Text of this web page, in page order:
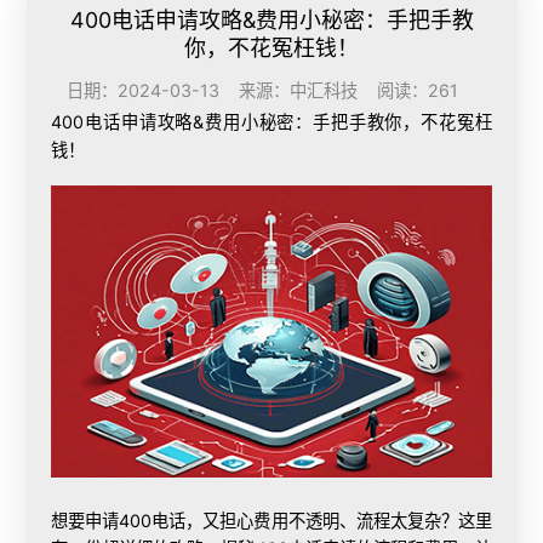
400电话申请攻略&费用小秘密：手把手教
你，不花冤枉钱！
日期：2024-03-13 来源：中汇科技 阅读：261
400电话申请攻略&费用小秘密：手把手教你，不花冤枉
钱！
想要申请400电话，又担心费用不透明、流程太复杂？这里